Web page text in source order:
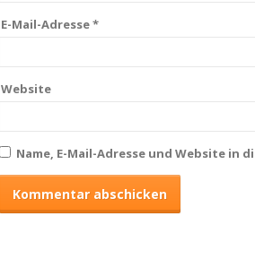
E-Mail-Adresse*
Website
Name, E-Mail-Adresse und Website in